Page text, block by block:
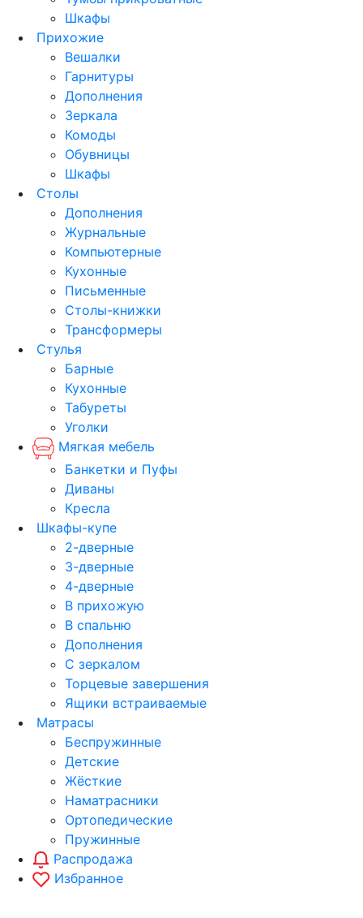
Шкафы
Прихожие
Вешалки
Гарнитуры
Дополнения
Зеркала
Комоды
Обувницы
Шкафы
Столы
Дополнения
Журнальные
Компьютерные
Кухонные
Письменные
Столы-книжки
Трансформеры
Стулья
Барные
Кухонные
Табуреты
Уголки
Мягкая мебель
Банкетки и Пуфы
Диваны
Кресла
Шкафы-купе
2-дверные
3-дверные
4-дверные
В прихожую
В спальню
Дополнения
С зеркалом
Торцевые завершения
Ящики встраиваемые
Матрасы
Беспружинные
Детские
Жёсткие
Наматрасники
Ортопедические
Пружинные
Распродажа
Избранное